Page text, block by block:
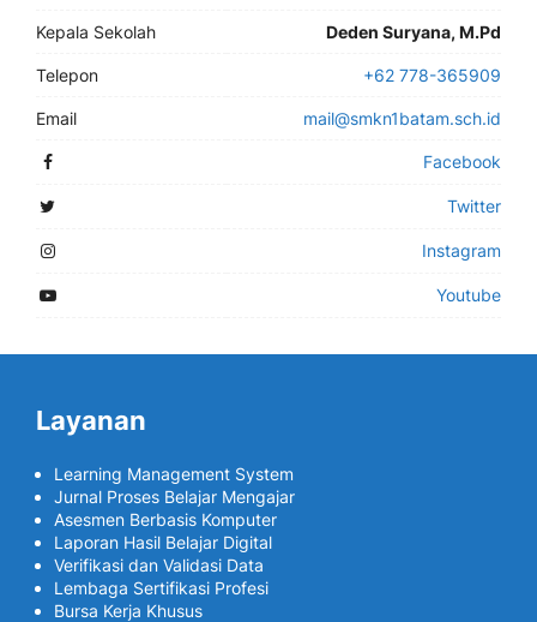
Kepala Sekolah Deden Suryana, M.Pd
Telepon +62 778-365909
Email mail@smkn1batam.sch.id
Facebook
Twitter
Instagram
Youtube
Layanan
Learning Management System
Jurnal Proses Belajar Mengajar
Asesmen Berbasis Komputer
Laporan Hasil Belajar Digital
Verifikasi dan Validasi Data
Lembaga Sertifikasi Profesi
Bursa Kerja Khusus